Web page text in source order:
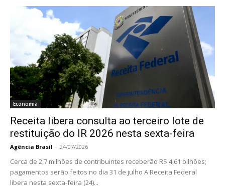
Economia
Receita libera consulta ao terceiro lote de
restituição do IR 2026 nesta sexta-feira
Agência Brasil - 24/07/2026
Cerca de 2,7 milhões de contribuintes receberão R$ 4,61 bilhões;
pagamentos serão feitos no dia 31 de julho A Receita Federal
libera nesta sexta-feira (24)...